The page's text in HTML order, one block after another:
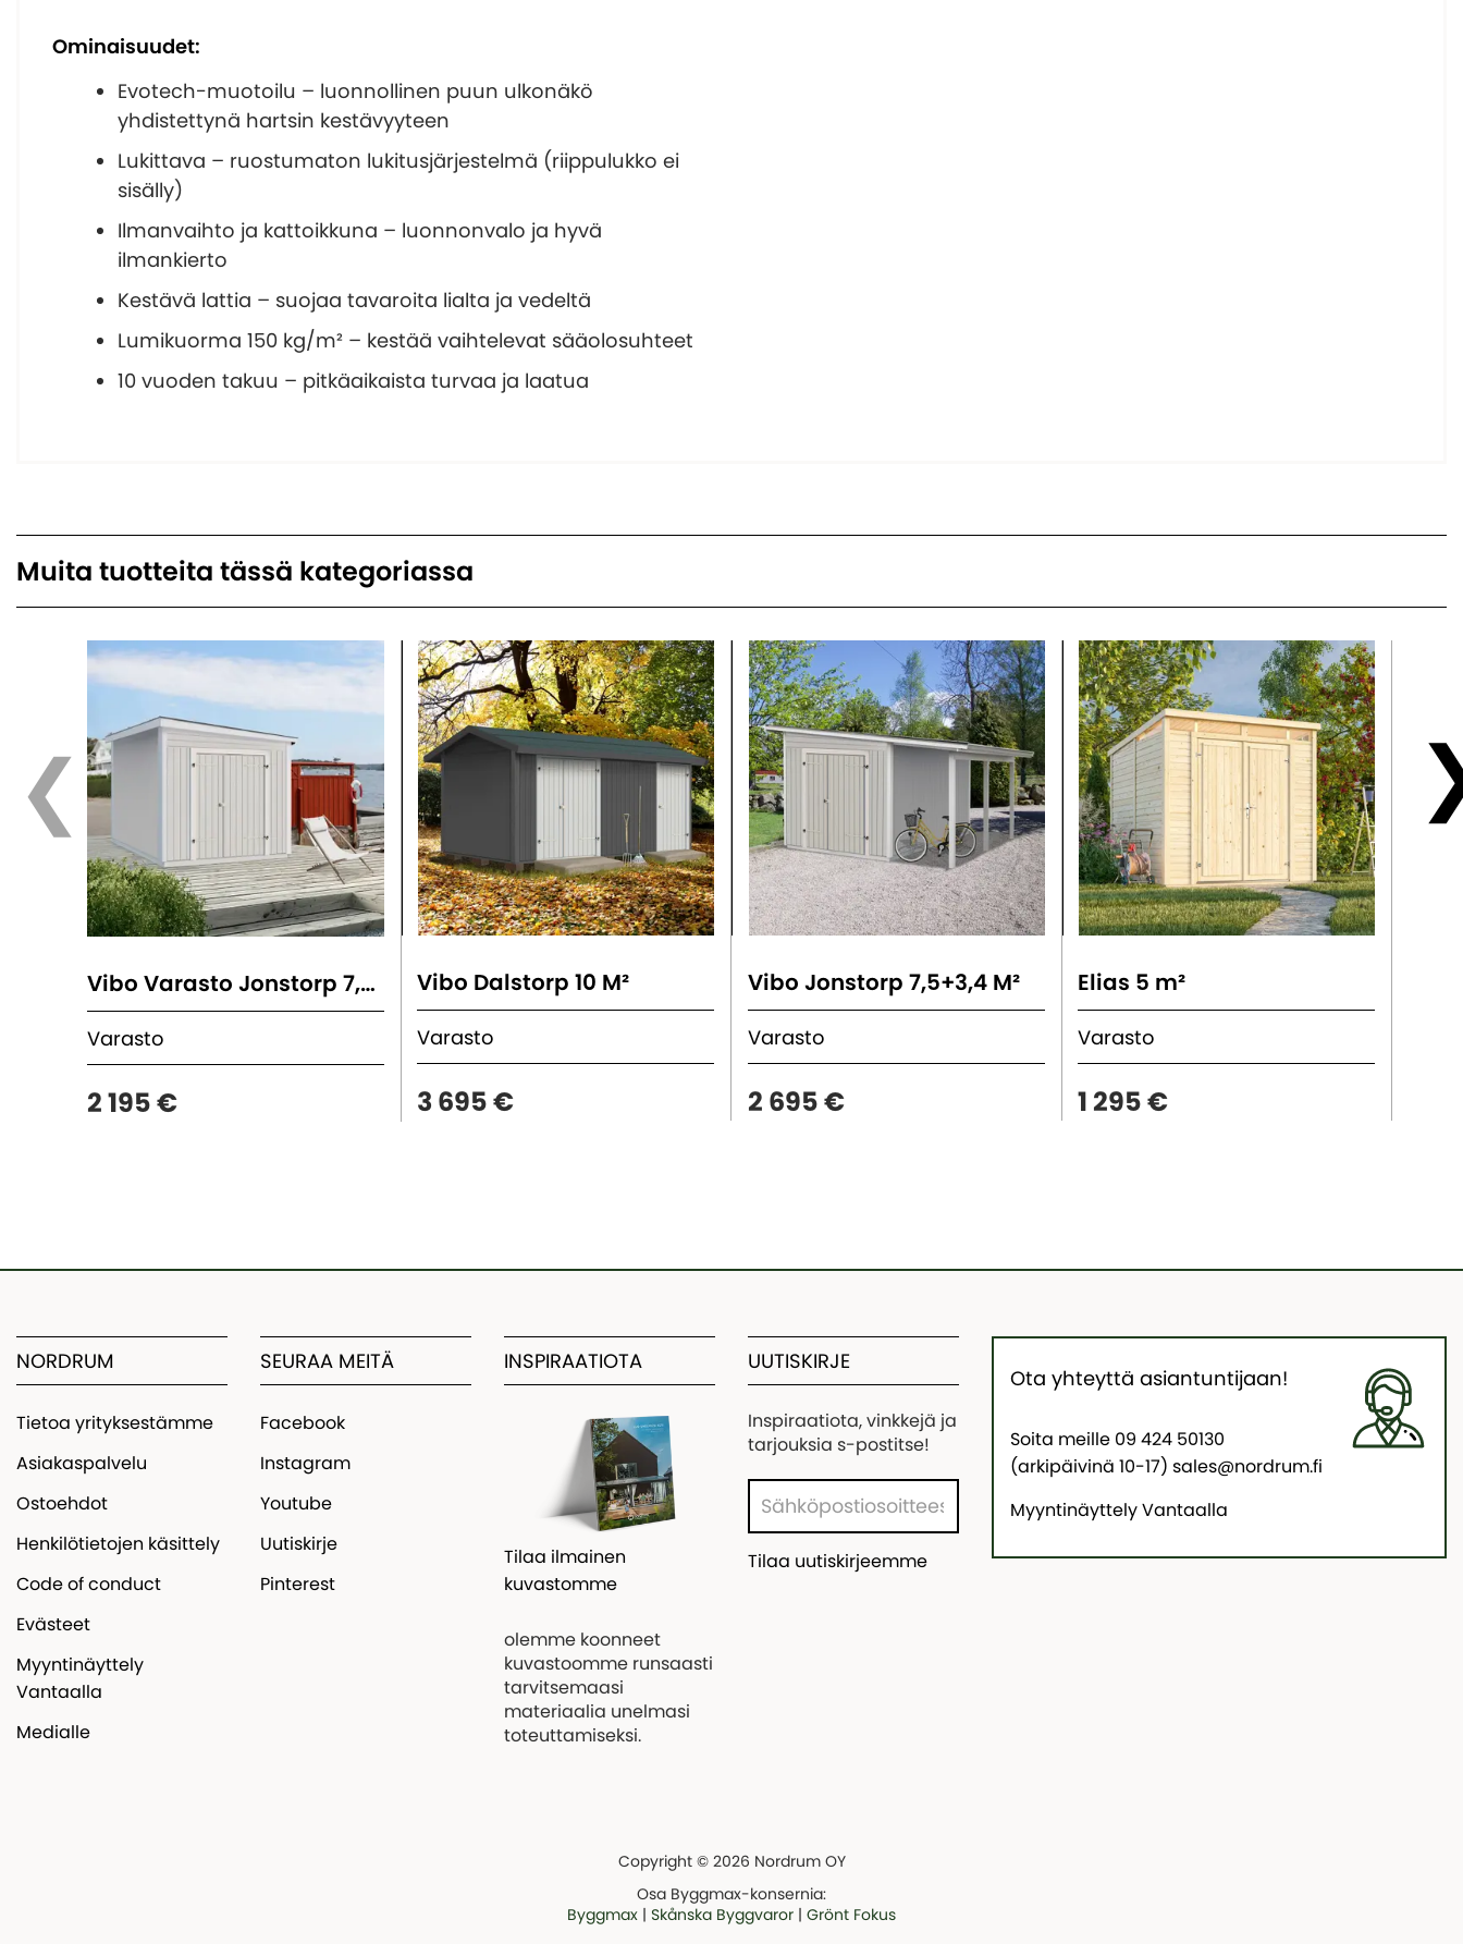
Ominaisuudet:
Evotech-muotoilu – luonnollinen puun ulkonäkö
yhdistettynä hartsin kestävyyteen
Lukittava – ruostumaton lukitusjärjestelmä (riippulukko ei
sisälly)
Ilmanvaihto ja kattoikkuna – luonnonvalo ja hyvä
ilmankierto
Kestävä lattia – suojaa tavaroita lialta ja vedeltä
Lumikuorma 150 kg/m² – kestää vaihtelevat sääolosuhteet
10 vuoden takuu – pitkäaikaista turvaa ja laatua
Muita tuotteita tässä kategoriassa
Vibo Varasto Jonstorp 7,5 M²
Varasto
2 195 €
Vibo Dalstorp 10 M²
Varasto
3 695 €
Vibo Jonstorp 7,5+3,4 M²
Varasto
2 695 €
Elias 5 m²
Varasto
1 295 €
NORDRUM
Tietoa yrityksestämme
Asiakaspalvelu
Ostoehdot
Henkilötietojen käsittely
Code of conduct
Evästeet
Myyntinäyttely
Vantaalla
Medialle
SEURAA MEITÄ
Facebook
Instagram
Youtube
Uutiskirje
Pinterest
INSPIRAATIOTA
Tilaa ilmainen
kuvastomme
olemme koonneet
kuvastoomme runsaasti
tarvitsemaasi
materiaalia unelmasi
toteuttamiseksi.
UUTISKIRJE
Inspiraatiota, vinkkejä ja
tarjouksia s-postitse!
Tilaa uutiskirjeemme
Ota yhteyttä asiantuntijaan!
Soita meille 09 424 50130
(arkipäivinä 10-17) sales@nordrum.fi
Myyntinäyttely Vantaalla
Copyright © 2026 Nordrum OY
Osa Byggmax-konsernia:
Byggmax | Skånska Byggvaror | Grönt Fokus